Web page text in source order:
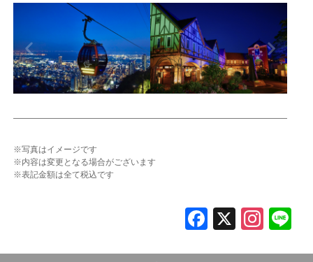
※写真はイメージです
※内容は変更となる場合がございます
※表記金額は全て税込です
F X In